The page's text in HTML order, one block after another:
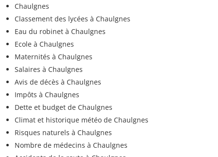
Chaulgnes
Classement des lycées à Chaulgnes
Eau du robinet à Chaulgnes
Ecole à Chaulgnes
Maternités à Chaulgnes
Salaires à Chaulgnes
Avis de décès à Chaulgnes
Impôts à Chaulgnes
Dette et budget de Chaulgnes
Climat et historique météo de Chaulgnes
Risques naturels à Chaulgnes
Nombre de médecins à Chaulgnes